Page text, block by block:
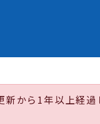
新から1年以上経